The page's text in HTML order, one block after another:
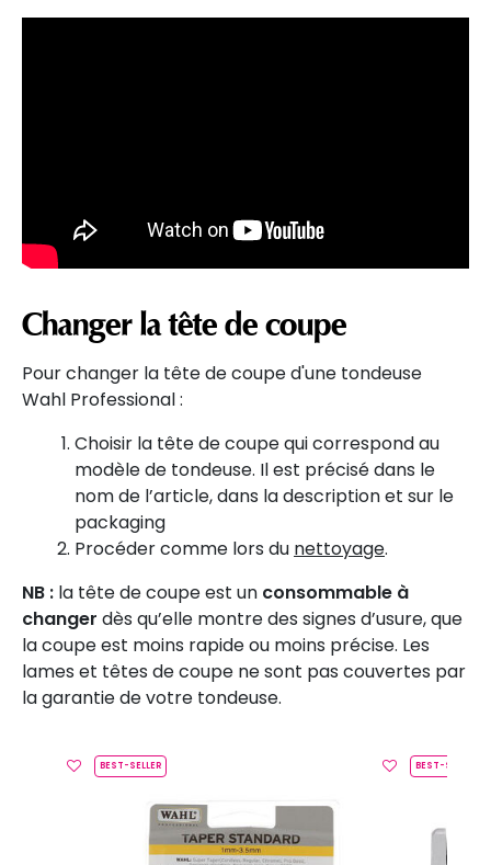
Changer la tête de coupe
Pour changer la tête de coupe d'une tondeuse
Wahl Professional :
Choisir la tête de coupe qui correspond au
modèle de tondeuse. Il est précisé dans le
nom de l’article, dans la description et sur le
packaging
Procéder comme lors du nettoyage.
NB : la tête de coupe est un consommable à
changer dès qu’elle montre des signes d’usure, que
la coupe est moins rapide ou moins précise. Les
lames et têtes de coupe ne sont pas couvertes par
la garantie de votre tondeuse.
BEST-SELLER BEST-SELLER